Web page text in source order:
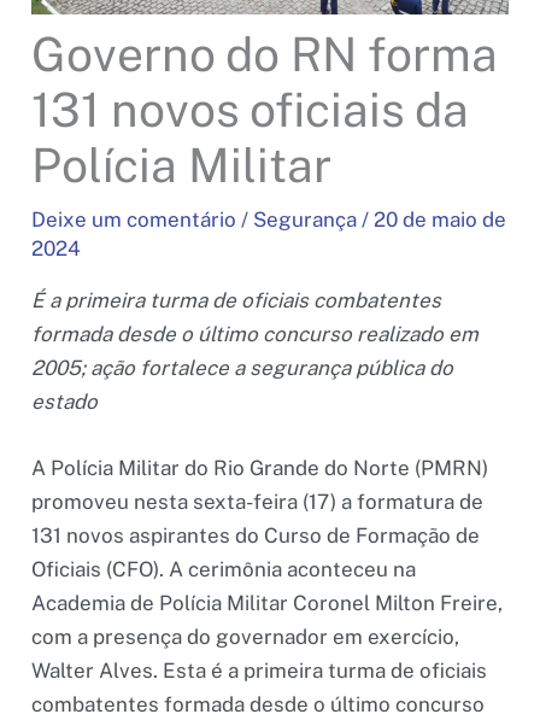
Governo do RN forma
131 novos oficiais da
Polícia Militar
Deixe um comentário / Segurança / 20 de maio de
2024
É a primeira turma de oficiais combatentes
formada desde o último concurso realizado em
2005; ação fortalece a segurança pública do
estado
A Polícia Militar do Rio Grande do Norte (PMRN)
promoveu nesta sexta-feira (17) a formatura de
131 novos aspirantes do Curso de Formação de
Oficiais (CFO). A cerimônia aconteceu na
Academia de Polícia Militar Coronel Milton Freire,
com a presença do governador em exercício,
Walter Alves. Esta é a primeira turma de oficiais
combatentes formada desde o último concurso